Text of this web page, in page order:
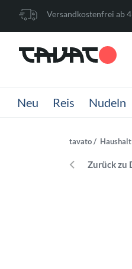
Versandkostenfrei ab
Neu Reis Nudeln
tavato Haushalt
Zurück zu